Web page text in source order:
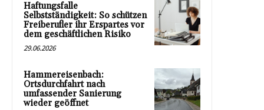
Haftungsfalle
Selbstständigkeit: So schützen
Freiberufler ihr Erspartes vor
dem geschäftlichen Risiko
29.06.2026
Hammereisenbach:
Ortsdurchfahrt nach
umfassender Sanierung
wieder geöffnet